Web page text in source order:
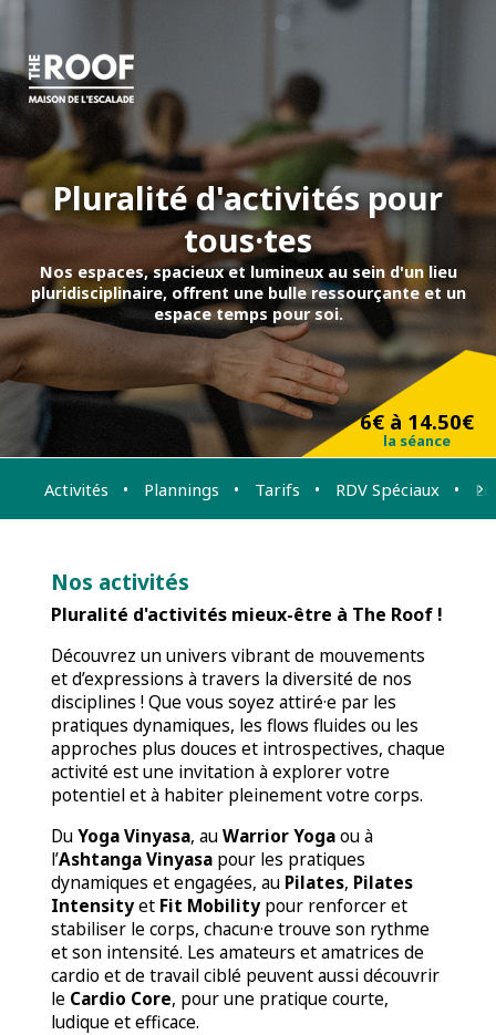
6€ à 14.50€
la séance
Pluralité d'activités pour
tous·tes
Nos espaces, spacieux et lumineux au sein d'un lieu
pluridisciplinaire, offrent une bulle ressourçante et un
espace temps pour soi.
Activités Plannings Tarifs RDV Spéciaux
Nos activités
Pluralité d'activités mieux-être à The Roof !
Découvrez un univers vibrant de mouvements
et d’expressions à travers la diversité de nos
disciplines ! Que vous soyez attiré·e par les
pratiques dynamiques, les flows fluides ou les
approches plus douces et introspectives, chaque
activité est une invitation à explorer votre
potentiel et à habiter pleinement votre corps.
DuYoga Vinyasa, auWarrior Yogaou à
l’Ashtanga Vinyasa pour les pratiques
dynamiques et engagées, au Pilates, Pilates
Intensityet Fit Mobility pour renforcer et
stabiliser le corps, chacun·e trouve son rythme
et son intensité. Les amateurs et amatrices de
cardio et de travail ciblé peuvent aussi découvrir
le Cardio Core, pour une pratique courte,
ludique et efficace.